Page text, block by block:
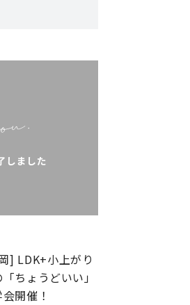
] LDK+小上がり
ちょうどいい」
開催！